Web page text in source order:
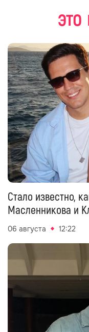
Стало известно,
Масленникова и
06 августа 12:22